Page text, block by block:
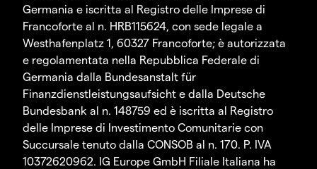
Germania e iscritta al Registro delle Imprese di
Francoforte al n. HRB115624, con sede legale a
Westhafenplatz 1, 60327 Francoforte; è autorizzata
e regolamentata nella Repubblica Federale di
Germania dalla Bundesanstalt für
Finanzdienstleistungsaufsicht e dalla Deutsche
Bundesbank al n. 148759 ed è iscritta al Registro
delle Imprese di Investimento Comunitarie con
Succursale tenuto dalla CONSOB al n. 170. P. IVA
10372620962. IG Europe GmbH Filiale Italiana ha